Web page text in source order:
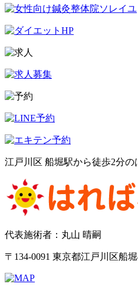
江戸川区 船堀駅から徒歩2分の
代表施術者：丸山 晴嗣
〒134-0091 東京都江戸川区船